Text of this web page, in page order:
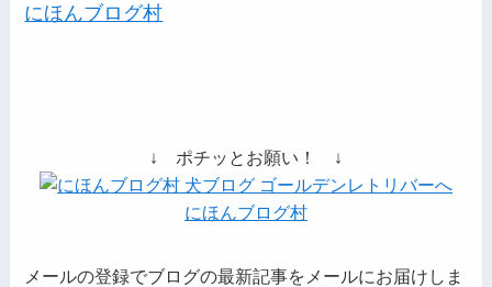
にほんブログ村
↓ ポチッとお願い！ ↓
にほんブログ村
メールの登録でブログの最新記事をメールにお届けしま